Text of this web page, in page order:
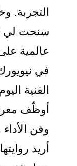
التجربة.
سنحت لي
عالمية
في
الفنية
أوظّف
وفن
أريد